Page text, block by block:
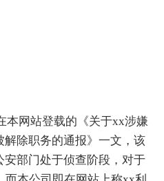
本网站登载的《关于xx涉嫌
除职务的通报》一文，该
部门处于侦查阶段，对于